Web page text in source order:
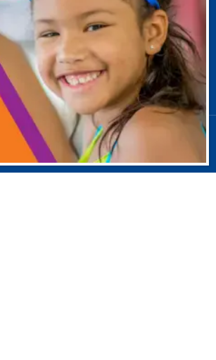
이
동
로스앤젤레스 메트로폴리탄 YMCA. 모든 권리 보유.
개인정보 보호정책